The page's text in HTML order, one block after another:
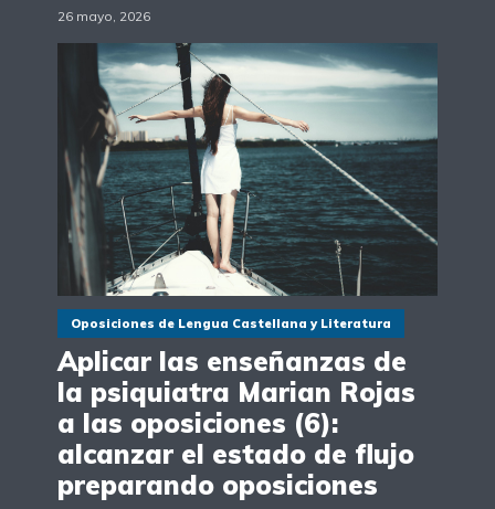
26 mayo, 2026
Oposiciones de Lengua Castellana y Literatura
Aplicar las enseñanzas de
la psiquiatra Marian Rojas
a las oposiciones (6):
alcanzar el estado de flujo
preparando oposiciones